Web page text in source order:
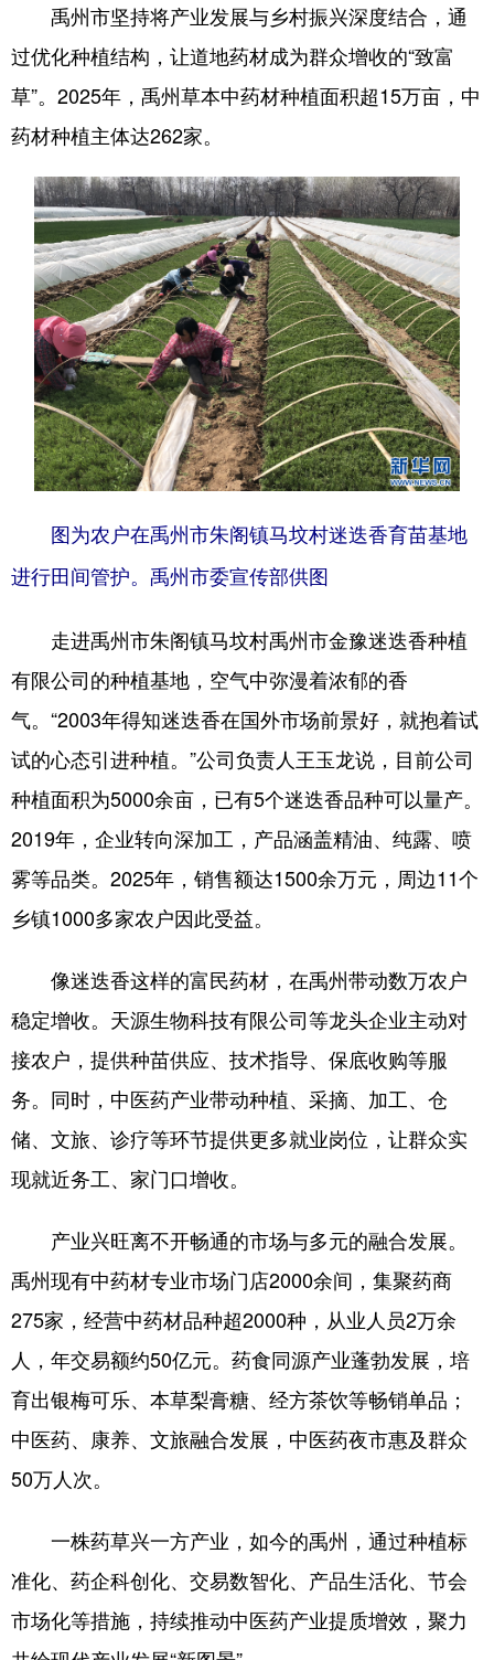
禹州市坚持将产业发展与乡村振兴深度结合，通
过优化种植结构，让道地药材成为群众增收的“致富
草”。2025年，禹州草本中药材种植面积超15万亩，中
药材种植主体达262家。
图为农户在禹州市朱阁镇马坟村迷迭香育苗基地
进行田间管护。禹州市委宣传部供图
走进禹州市朱阁镇马坟村禹州市金豫迷迭香种植
有限公司的种植基地，空气中弥漫着浓郁的香
气。“2003年得知迷迭香在国外市场前景好，就抱着试
试的心态引进种植。”公司负责人王玉龙说，目前公司
种植面积为5000余亩，已有5个迷迭香品种可以量产。
2019年，企业转向深加工，产品涵盖精油、纯露、喷
雾等品类。2025年，销售额达1500余万元，周边11个
乡镇1000多家农户因此受益。
像迷迭香这样的富民药材，在禹州带动数万农户
稳定增收。天源生物科技有限公司等龙头企业主动对
接农户，提供种苗供应、技术指导、保底收购等服
务。同时，中医药产业带动种植、采摘、加工、仓
储、文旅、诊疗等环节提供更多就业岗位，让群众实
现就近务工、家门口增收。
产业兴旺离不开畅通的市场与多元的融合发展。
禹州现有中药材专业市场门店2000余间，集聚药商
275家，经营中药材品种超2000种，从业人员2万余
人，年交易额约50亿元。药食同源产业蓬勃发展，培
育出银梅可乐、本草梨膏糖、经方茶饮等畅销单品；
中医药、康养、文旅融合发展，中医药夜市惠及群众
50万人次。
一株药草兴一方产业，如今的禹州，通过种植标
准化、药企科创化、交易数智化、产品生活化、节会
市场化等措施，持续推动中医药产业提质增效，聚力